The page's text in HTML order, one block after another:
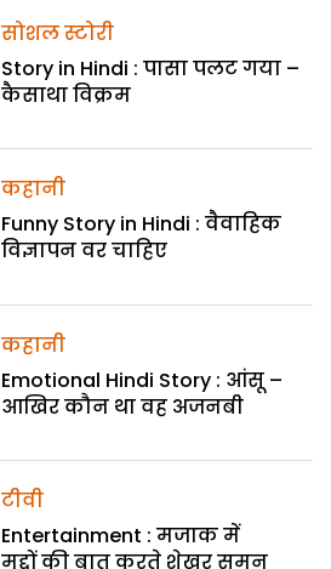
सोशल स्टोरी
Story in Hindi : पासा पलट गया –
कैसाथा विक्रम
कहानी
Funny Story in Hindi : वैवाहिक
विज्ञापन वर चाहिए
कहानी
Emotional Hindi Story : आंसू –
आखिर कौन था वह अजनबी
टीवी
Entertainment : मजाक में
मुद्दों की बात करते शेखर सुमन